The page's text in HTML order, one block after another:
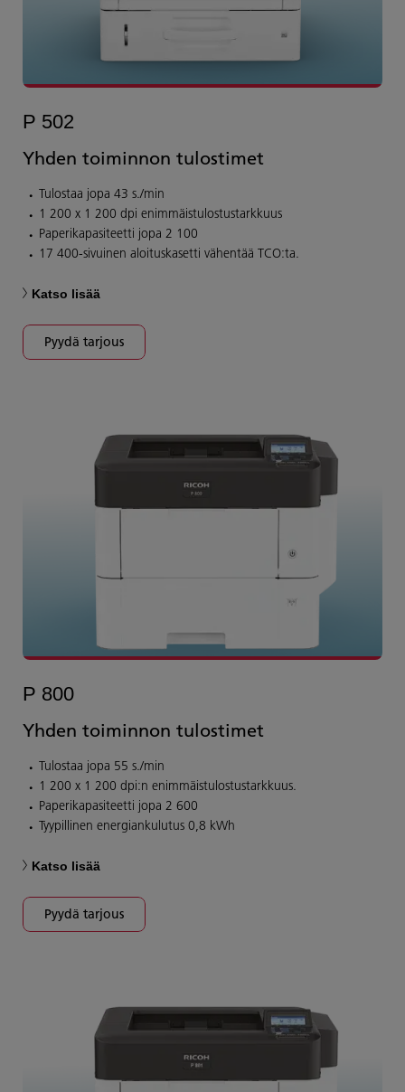
P 502
Yhden toiminnon tulostimet
Tulostaa jopa 43 s./min
1 200 x 1 200 dpi enimmäistulostustarkkuus
Paperikapasiteetti jopa 2 100
17 400-sivuinen aloituskasetti vähentää TCO:ta.
Katso lisää
Pyydä tarjous
P 800
Yhden toiminnon tulostimet
Tulostaa jopa 55 s./min
1 200 x 1 200 dpi:n enimmäistulostustarkkuus.
Paperikapasiteetti jopa 2 600
Tyypillinen energiankulutus 0,8 kWh
Katso lisää
Pyydä tarjous